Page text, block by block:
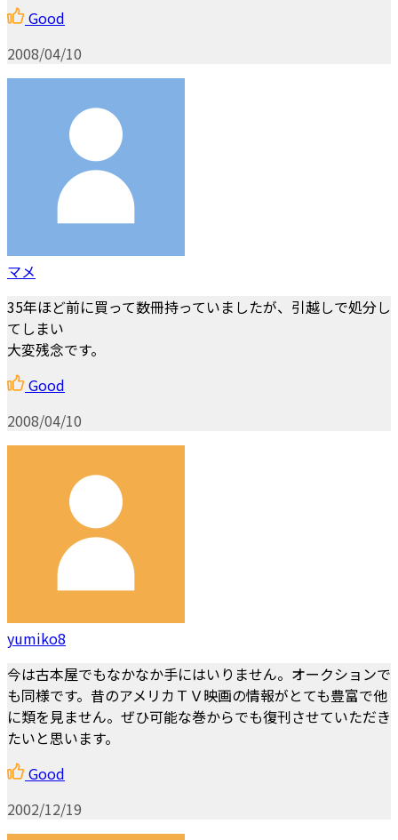
Good
2008/04/10
マメ
35年ほど前に買って数冊持っていましたが、引越しで処分し
てしまい
大変残念です。
Good
2008/04/10
yumiko8
今は古本屋でもなかなか手にはいりません。オークションで
も同様です。昔のアメリカＴＶ映画の情報がとても豊富で他
に類を見ません。ぜひ可能な巻からでも復刊させていただき
たいと思います。
Good
2002/12/19